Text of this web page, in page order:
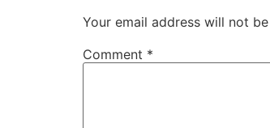
Your email address will not
Comment *